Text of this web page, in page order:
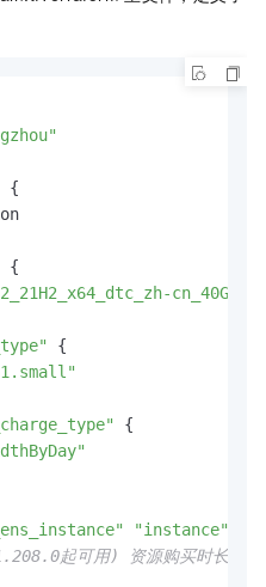
{
{
{
{
"instance"
起可用) 资源购买时长。设